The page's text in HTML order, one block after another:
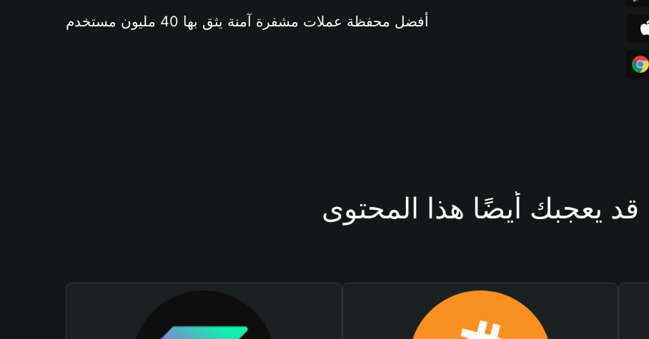
أفضل محفظة عملات مشفرة آمنة يثق بها 40 مليون مستخدم
قد يعجبك أيضًا هذا المحتوى